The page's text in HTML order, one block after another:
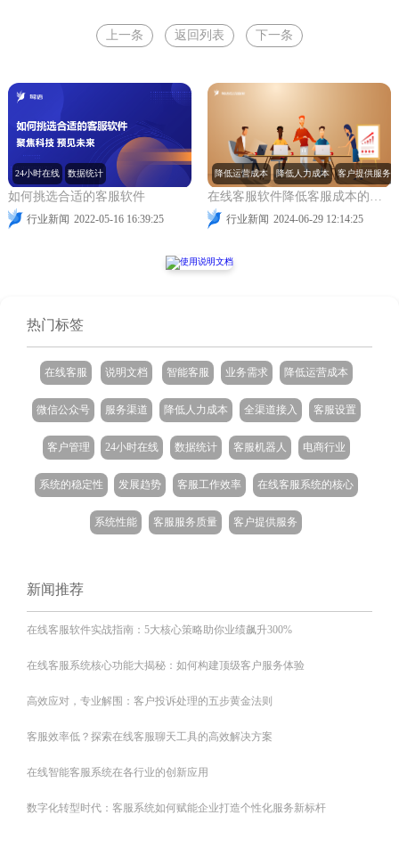
上一条 返回列表 下一条
如何挑选合适的客服软件
行业新闻 2022-05-16 16:39:25
24小时在线 数据统计
在线客服软件降低客服成本的关键
行业新闻 2024-06-29 12:14:25
降低运营成本 降低人力成本 客户提供服务
热门标签
在线客服 说明文档 智能客服 业务需求 降低运营成本
微信公众号 服务渠道 降低人力成本 全渠道接入 客服设置
客户管理 24小时在线 数据统计 客服机器人 电商行业
系统的稳定性 发展趋势 客服工作效率 在线客服系统的核心
系统性能 客服服务质量 客户提供服务
新闻推荐
在线客服软件实战指南：5大核心策略助你业绩飙升300%
在线客服系统核心功能大揭秘：如何构建顶级客户服务体验
高效应对，专业解围：客户投诉处理的五步黄金法则
客服效率低？探索在线客服聊天工具的高效解决方案
在线智能客服系统在各行业的创新应用
数字化转型时代：客服系统如何赋能企业打造个性化服务新标杆